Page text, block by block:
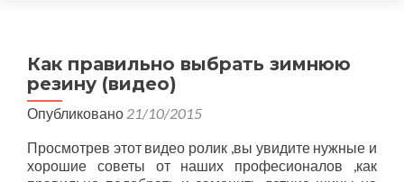
Как правильно выбрать зимнюю
резину (видео)
Опубликовано 21/10/2015
Просмотрев этот видео ролик ,вы увидите нужные и
хорошие советы от наших професионалов ,как